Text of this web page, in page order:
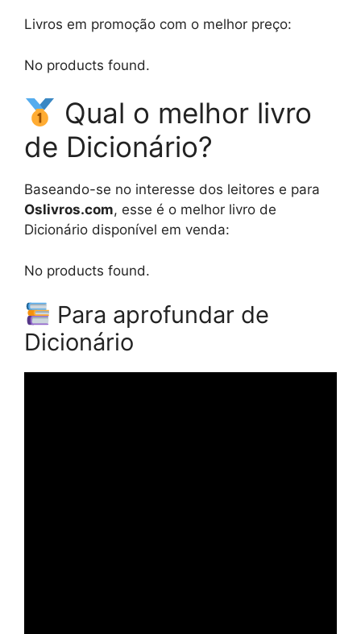
Livros em promoção com o melhor preço:
No products found.
Qual o melhor livro
de Dicionário?
Baseando-se no interesse dos leitores e para
Oslivros.com, esse é o melhor livro de
Dicionário disponível em venda:
No products found.
Para aprofundar de
Dicionário